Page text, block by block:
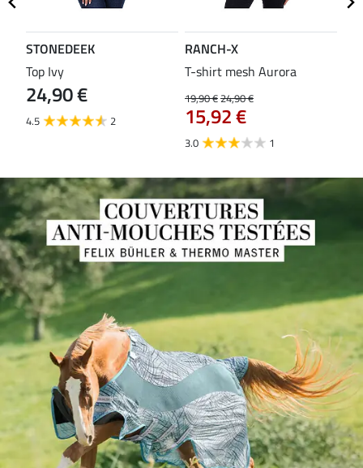
STONEDEEK
Top Ivy
24,90 €
4.5 2
RANCH-X
T-shirt mesh Aurora
19,90 €24,90 €
15,92 €
3.0 1